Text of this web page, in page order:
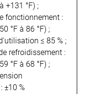
+131 °F) ;
fonctionnement :
°F à 86 °F) ;
≤ 85 % ;
refroidissement :
°F à 68 °F) ;
±10 %